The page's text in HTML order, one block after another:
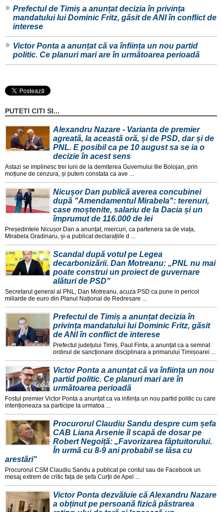
Prefectul de Timiș a anunțat decizia în privința
mandatului lui Dominic Fritz, găsit de ANI în conflict de
interese
Victor Ponta a anunțat că va înființa un nou partid
politic. Ce planuri mari are în următoarea perioadă
PUTETI CITI SI...
Alexandru Nazare - Varianta de premier
agreată, la această oră, și de PSD, dar și de
PNL. E posibil ca pe 10 august sa se ia o
decizie în acest sens
Astazi se implinesc trei luni de la demiterea Guvernului Ilie Bolojan, prin
moțiune de cenzura, și putem constata ca ave ...
Nicușor Dan publică averea concubinei
după "Amendamentul Mirabela": terenuri,
case moștenite, salariu de la Dacia și un
împrumut de 116.000 de lei
Președintele Nicușor Dan a anunțat, miercuri, ca partenera sa de viața,
Mirabela Gradinaru, și-a publicat declarațiile d ...
Scandal după votul pe Legea
decarbonizării. Dan Motreanu: „PNL nu mai
poate construi un proiect de guvernare
alături de PSD"
Secretarul general al PNL, Dan Motreanu, acuza PSD ca pune in pericol
miliarde de euro din Planul Național de Redresare ...
Prefectul de Timiș a anunțat decizia în
privința mandatului lui Dominic Fritz, găsit
de ANI în conflict de interese
Prefectul județului Timiș, Paul Finta, a anunțat ca a semnat
ordinul de sancționare disciplinara a primarului Timișoarei ...
Victor Ponta a anunțat că va înființa un nou
partid politic. Ce planuri mari are în
următoarea perioadă
Fostul premier Victor Ponta a anunțat ca va inființa un nou partid politic cu care
intenționeaza sa participe la urmatoa ...
Procurorul Claudiu Sandu despre cum șefa
CAB Liana Arsenie îl scapă de dosar pe
Robert Negoiță: „Favorizarea făptuitorului.
În urmă cu 8-9 ani probabil se lăsa cu
arestări"
Procurorul CSM Claudiu Sandu a publicat pe contul sau de Facebook un
mesaj extrem de critic fața de șefa Curții de Apel ...
Victor Ponta dezvăluie că Alexandru Nazare
a obținut pe persoană fizică păstrarea